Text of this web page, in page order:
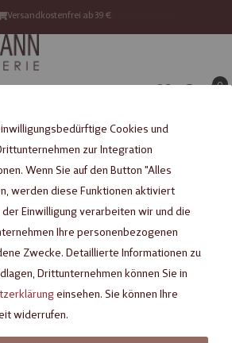
Versandkostenfrei ab 39 €
ab 21°C mitbestellen – Versandstopp bei >25°C
Versand mit DHL GoGreen
0
Schokolade A-Z
A-Z
keine passenden Produkte zu ihrer
Cookies und
zur Integration
Wenn Sie auf den Button "Alles
werden diese Funktionen aktiviert
der Einwilligung verarbeiten wir und die
Ihre personenbezogenen
Zwecke. Detaillierte Informationen zu
Drittunternehmen können Sie in
einsehen. Sie können Ihre
widerrufen.